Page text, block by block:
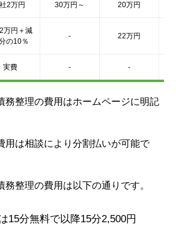
2万円 30万円～ 20万円
万円＋減
の10％
- 22万円
実費 - -
務整理の費用はホームページに明記
用は相談により分割払いが可能で
整理の費用は以下の通りです。
15分無料で以降15分2,500円